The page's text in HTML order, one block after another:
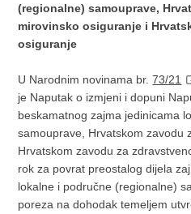
(regionalne) samouprave,
mirovinsko osiguranje i
osiguranje
U Narodnim novinama br.73/21
je Naputak o izmjeni i dopuni
beskamatnog zajma jedinicama
samouprave, Hrvatskom zavodu
Hrvatskom zavodu za
rok za povrat preostalog dijela
lokalne i područne (regionalne)
poreza na dohodak temeljem